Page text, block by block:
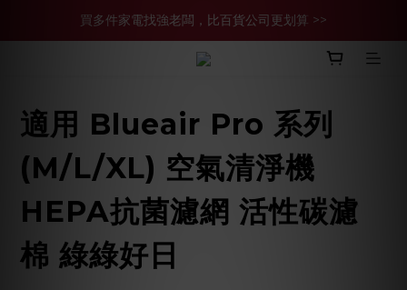
買多件家電找強老闆，比百貨公司更划算 >>
官網現金轉帳優惠 結帳輸【YHH02】再享2%優惠
買多件家電找強老闆，比百貨公司更划算 >>
適用 Blueair Pro 系列
(M/L/XL) 空氣清淨機
HEPA抗菌濾網 活性碳濾
棉 綠綠好日